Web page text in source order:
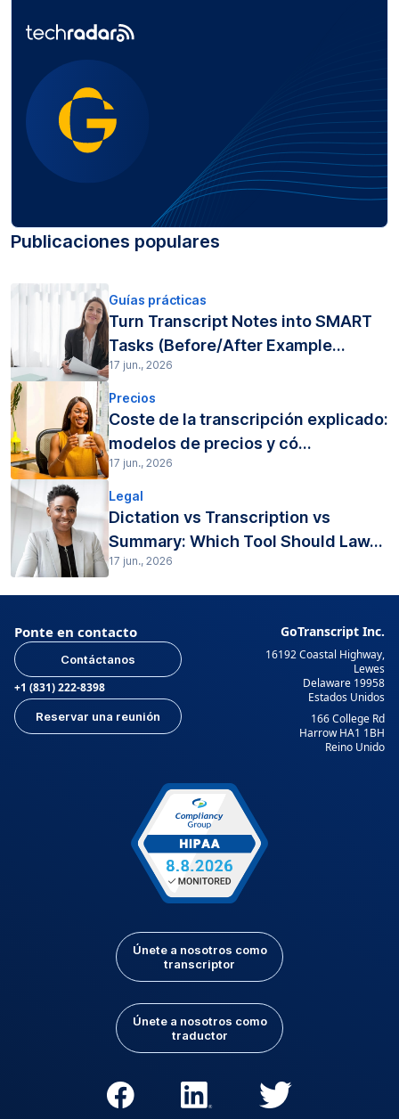
Publicaciones populares
Guías prácticas
Turn Transcript Notes into SMART
Tasks (Before/After Example...
17 jun., 2026
Precios
Coste de la transcripción explicado:
modelos de precios y có...
17 jun., 2026
Legal
Dictation vs Transcription vs
Summary: Which Tool Should Law...
17 jun., 2026
Ponte en contacto
Contáctanos
+1 (831) 222-8398
Reservar una reunión
GoTranscript Inc.
16192 Coastal Highway,
Lewes
Delaware 19958
Estados Unidos
166 College Rd
Harrow HA1 1BH
Reino Unido
Únete a nosotros como
transcriptor
Únete a nosotros como
traductor